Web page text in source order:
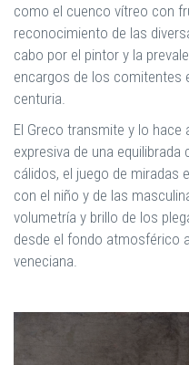
como el cuenco vítreo con
reconocimiento de las
cabo por el pintor y la
encargos de los comitentes
centuria.
El Greco transmite y lo hace
expresiva de una
cálidos, el juego de miradas
con el niño y de las
volumetría y brillo de los
desde el fondo atmosférico
veneciana.